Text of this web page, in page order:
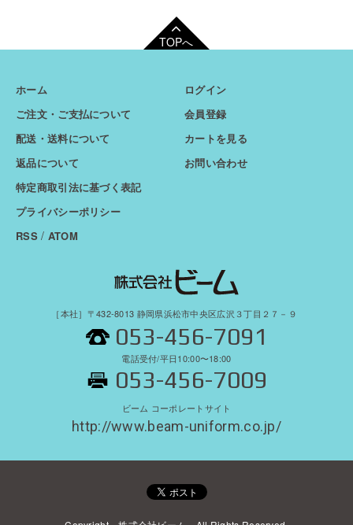
TOPへ
ホーム
ご注文・ご支払について
配送・送料について
返品について
特定商取引法に基づく表記
プライバシーポリシー
RSS/ ATOM
ログイン
会員登録
カートを見る
お問い合わせ
［本社］〒432-8013 静岡県浜松市中央区広沢３丁目２７－９
053-456-7091
電話受付/平日10:00〜18:00
053-456-7009
ビーム コーポレートサイト
http://www.beam-uniform.co.jp/